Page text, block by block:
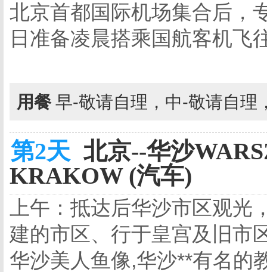
北京首都国际机场集合后，
日准备凌晨搭乘国航客机飞
用餐 早-敬请自理，中-敬请自理
第2天 北京--华沙
KRAKOW (汽车)
上午：抵达后华沙市区观
建的市区、行于皇宫及旧市
华沙美人鱼像,华沙**有名的